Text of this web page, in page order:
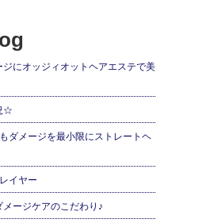
にオッジィオットヘアエステで美
☆
ダメージを最小限にストレートヘ
イヤー
ージケアのこだわり♪